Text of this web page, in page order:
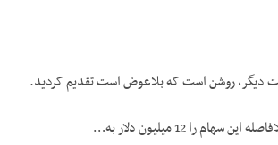
روشن است که بلاعوض است تقدیم کردید.
را 12 میلیون دلار به…